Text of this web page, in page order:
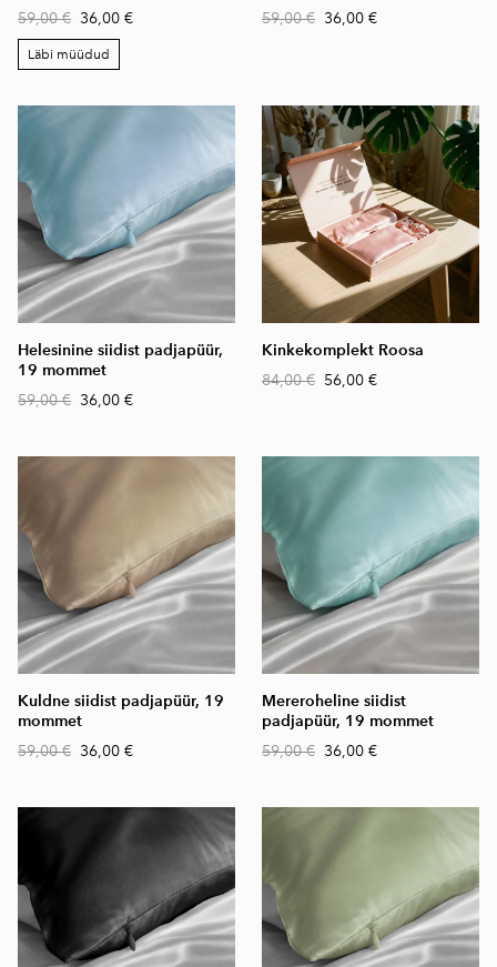
59,00 € 36,00 €
Läbi müüdud
59,00 € 36,00 €
Helesinine siidist padjapüür,
19 mommet
59,00 € 36,00 €
Kinkekomplekt Roosa
84,00 € 56,00 €
Kuldne siidist padjapüür, 19
mommet
59,00 € 36,00 €
Mereroheline siidist
padjapüür, 19 mommet
59,00 € 36,00 €